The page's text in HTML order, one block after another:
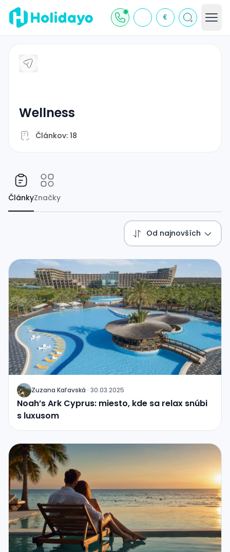
€
wellness
Článkov: 18
ČlánkyZnačky
Od najnovších
J Zuzana Kaľavská · 30.03.2025
Noah’s Ark Cyprus: miesto, kde sa relax snúbi
s luxusom